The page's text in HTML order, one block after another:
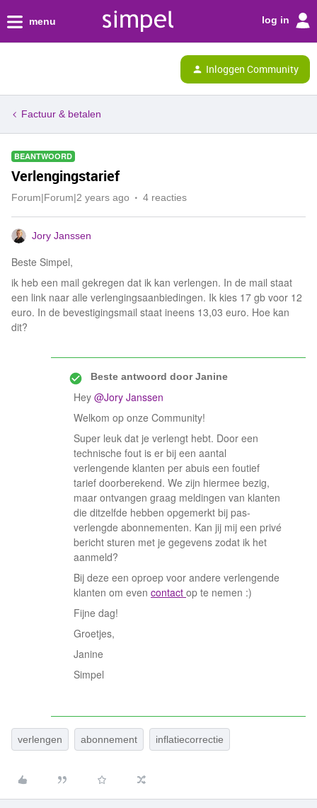
menu log in
Inloggen Community
Factuur & betalen
BEANTWOORD
Verlengingstarief
Forum|Forum|2 years ago 4 reacties
Jory Janssen
Beste Simpel,
ik heb een mail gekregen dat ik kan verlengen. In de mail staat
een link naar alle verlengingsaanbiedingen. Ik kies 17 gb voor 12
euro. In de bevestigingsmail staat ineens 13,03 euro. Hoe kan
dit?
Beste antwoord doorJanine
Hey @Jory Janssen
Welkom op onze Community!
Super leuk dat je verlengt hebt. Door een
technische fout is er bij een aantal
verlengende klanten per abuis een foutief
tarief doorberekend. We zijn hiermee bezig,
maar ontvangen graag meldingen van klanten
die ditzelfde hebben opgemerkt bij pas-
verlengde abonnementen. Kan jij mij een privé
bericht sturen met je gegevens zodat ik het
aanmeld?
Bij deze een oproep voor andere verlengende
klanten om even contact op te nemen :)
Fijne dag!
Groetjes,
Janine
Simpel
verlengen abonnement inflatiecorrectie